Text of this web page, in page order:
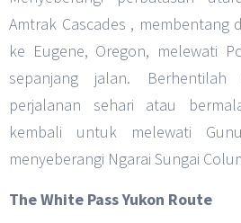
Amtrak Cascades , membentang
ke Eugene, Oregon, melewati
sepanjang jalan.
perjalanan sehari atau
kembali untuk melewati
menyeberangi Ngarai Sungai
The White Pass Yukon Route